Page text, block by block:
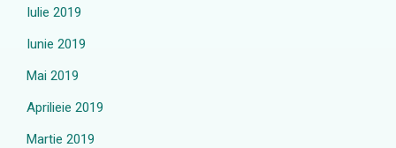
Iulie 2019
Iunie 2019
Mai 2019
Aprilieie 2019
Martie 2019